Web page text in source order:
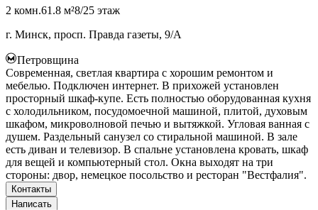
2 комн.61.8 м²8/25 этаж
г. Минск, просп. Правда газеты, 9/А
Петровщина
Современная, светлая квартира с хорошим ремонтом и
мебелью. Подключен интернет. В прихожей установлен
просторный шкаф-купе. Есть полностью оборудованная кухня
с холодильником, посудомоечной машиной, плитой, духовым
шкафом, микроволновой печью и вытяжкой. Угловая ванная с
душем. Раздельный санузел со стиральной машиной. В зале
есть диван и телевизор. В спальне установлена кровать, шкаф
для вещей и компьютерный стол. Окна выходят на три
стороны: двор, немецкое посольство и ресторан "Вестфалия".
Контакты
Написать